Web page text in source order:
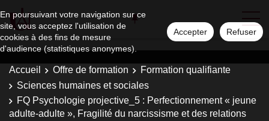
En poursuivant votre navigation sur ce
site, vous acceptez l'utilisation de
cookies à des fins de mesure
d'audience (statistiques anonymes).
Accepter Refuser
Accueil Offre de formation
Formation qualifiante
Sciences humaines et sociales
FQ Psychologie projective_5 : Perfectionnement « jeune
adulte-adulte », Fragilité du narcissisme et des relations